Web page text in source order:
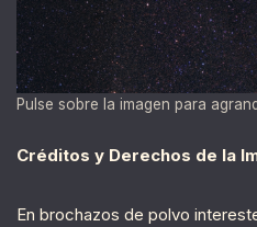
Pulse sobre la imagen para
Créditos y Derechos de la
En brochazos de polvo